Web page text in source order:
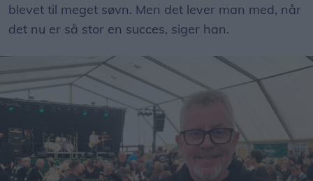
blevet til meget søvn. Men det lever man med, når
det nu er så stor en succes, siger han.